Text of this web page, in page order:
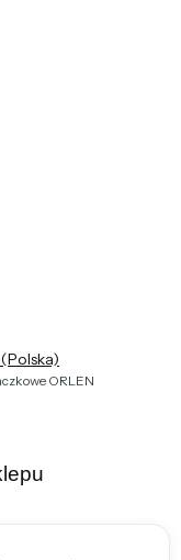
ORLEN